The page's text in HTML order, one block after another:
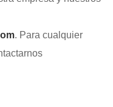
. Para cualquier